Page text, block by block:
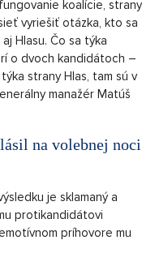
takí voliči Štefana
Pellegrinimu
národnosti, ktorých
kandidát na
sa napokon
Všetky ostatné kraje
prekvapení. Voľby
prekvapením je, že
25 rokmi Rudolf
vyše 1,7 milióna